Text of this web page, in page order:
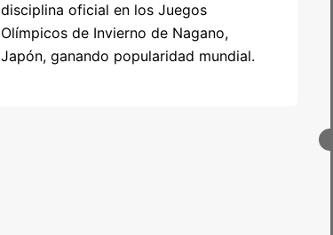
disciplina oficial en los Juegos
Olímpicos de Invierno de Nagano,
Japón, ganando popularidad mundial.